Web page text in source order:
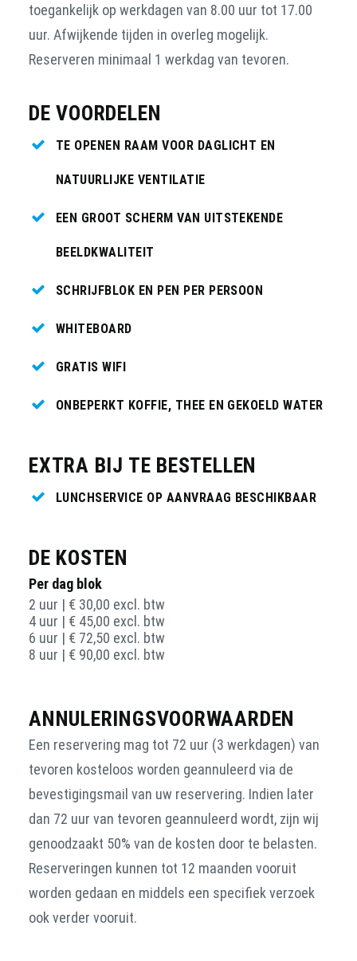
toegankelijk op werkdagen van 8.00 uur tot 17.00
uur. Afwijkende tijden in overleg mogelijk.
Reserveren minimaal 1 werkdag van tevoren.
DE VOORDELEN
TE OPENEN RAAM VOOR DAGLICHT EN
NATUURLIJKE VENTILATIE
EEN GROOT SCHERM VAN UITSTEKENDE
BEELDKWALITEIT
SCHRIJFBLOK EN PEN PER PERSOON
WHITEBOARD
GRATIS WIFI
ONBEPERKT KOFFIE, THEE EN GEKOELD WATER
EXTRA BIJ TE BESTELLEN
LUNCHSERVICE OP AANVRAAG BESCHIKBAAR
DE KOSTEN
Per dag blok
2 uur | € 30,00 excl. btw
4 uur | € 45,00 excl. btw
6 uur | € 72,50 excl. btw
8 uur | € 90,00 excl. btw
ANNULERINGSVOORWAARDEN
Een reservering mag tot 72 uur (3 werkdagen) van
tevoren kosteloos worden geannuleerd via de
bevestigingsmail van uw reservering. Indien later
dan 72 uur van tevoren geannuleerd wordt, zijn wij
genoodzaakt 50% van de kosten door te belasten.
Reserveringen kunnen tot 12 maanden vooruit
worden gedaan en middels een specifiek verzoek
ook verder vooruit.